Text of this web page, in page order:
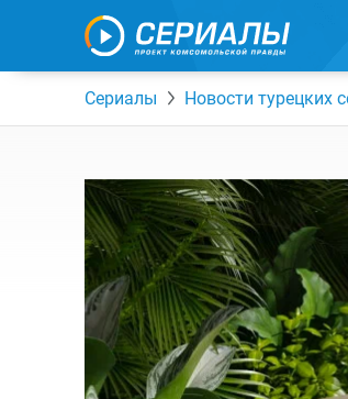
Сериалы Новости турецких